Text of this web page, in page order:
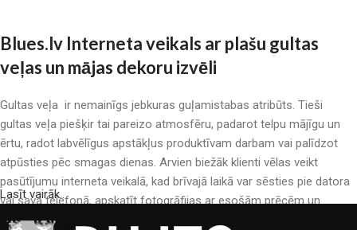
Blues.lv Interneta veikals ar plašu gultas
veļas un mājas dekoru izvēli
Gultas veļa ir nemainīgs jebkuras guļamistabas atribūts. Tieši
gultas veļa piešķir tai pareizo atmosfēru, padarot telpu mājīgu un
ērtu, radot labvēlīgus apstākļus produktīvam darbam vai palīdzot
atpūsties pēc smagas dienas. Arvien biežāk klienti vēlas veikt
pasūtījumu interneta veikalā, kad brīvajā laikā var sēsties pie datora
vai sava telefonā, apskatīt fotogrāfijas ar esošām prēcēm un
mierīgi iegādāties sev tīkamās. Mūsu interneta veikalā ir liels gultas
Lasīt vairāk..